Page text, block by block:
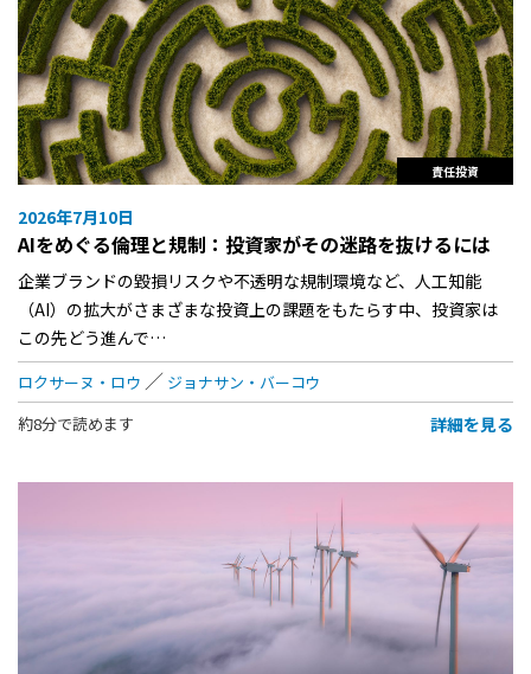
責任投資
2026年7月10日
AIをめぐる倫理と規制：投資家がその迷路を抜けるには
企業ブランドの毀損リスクや不透明な規制環境など、人工知能
（AI）の拡大がさまざまな投資上の課題をもたらす中、投資家は
この先どう進んで…
ロクサーヌ・ロウ
ジョナサン・バーコウ
約8分で読めます
詳細を見る